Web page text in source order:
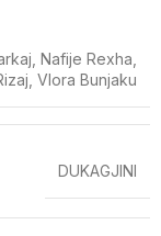
Nafije Rexha,
Vlora Bunjaku
DUKAGJINI